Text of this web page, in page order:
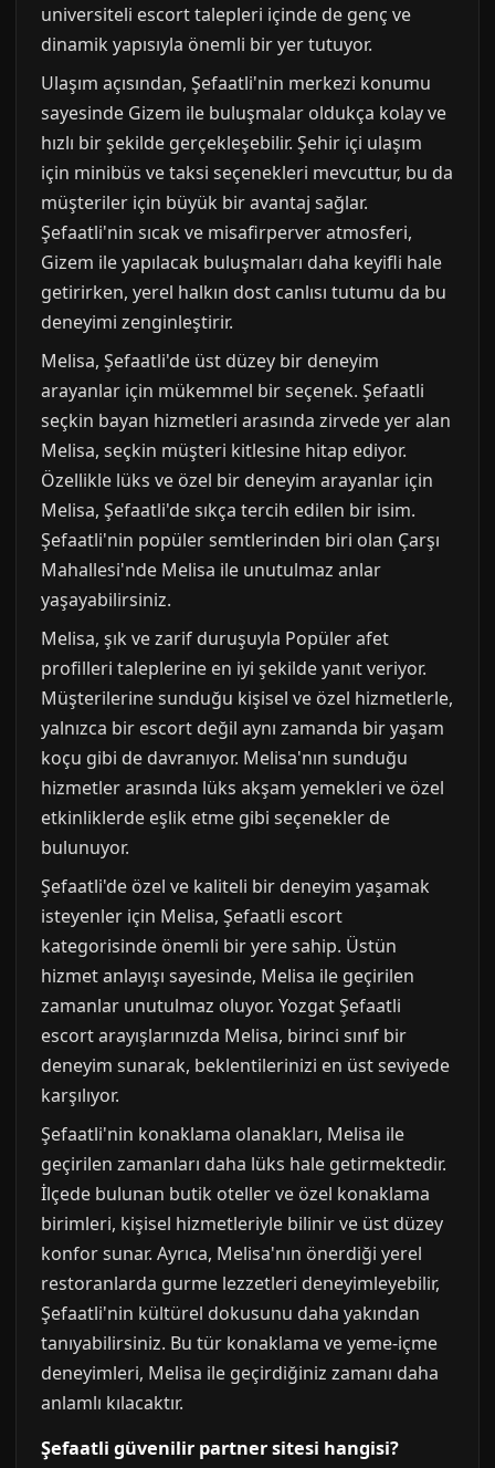
universiteli escort talepleri içinde de genç ve
dinamik yapısıyla önemli bir yer tutuyor.
Ulaşım açısından, Şefaatli'nin merkezi konumu
sayesinde Gizem ile buluşmalar oldukça kolay ve
hızlı bir şekilde gerçekleşebilir. Şehir içi ulaşım
için minibüs ve taksi seçenekleri mevcuttur, bu da
müşteriler için büyük bir avantaj sağlar.
Şefaatli'nin sıcak ve misafirperver atmosferi,
Gizem ile yapılacak buluşmaları daha keyifli hale
getirirken, yerel halkın dost canlısı tutumu da bu
deneyimi zenginleştirir.
Melisa, Şefaatli'de üst düzey bir deneyim
arayanlar için mükemmel bir seçenek. Şefaatli
seçkin bayan hizmetleri arasında zirvede yer alan
Melisa, seçkin müşteri kitlesine hitap ediyor.
Özellikle lüks ve özel bir deneyim arayanlar için
Melisa, Şefaatli'de sıkça tercih edilen bir isim.
Şefaatli'nin popüler semtlerinden biri olan Çarşı
Mahallesi'nde Melisa ile unutulmaz anlar
yaşayabilirsiniz.
Melisa, şık ve zarif duruşuyla Popüler afet
profilleri taleplerine en iyi şekilde yanıt veriyor.
Müşterilerine sunduğu kişisel ve özel hizmetlerle,
yalnızca bir escort değil aynı zamanda bir yaşam
koçu gibi de davranıyor. Melisa'nın sunduğu
hizmetler arasında lüks akşam yemekleri ve özel
etkinliklerde eşlik etme gibi seçenekler de
bulunuyor.
Şefaatli'de özel ve kaliteli bir deneyim yaşamak
isteyenler için Melisa, Şefaatli escort
kategorisinde önemli bir yere sahip. Üstün
hizmet anlayışı sayesinde, Melisa ile geçirilen
zamanlar unutulmaz oluyor. Yozgat Şefaatli
escort arayışlarınızda Melisa, birinci sınıf bir
deneyim sunarak, beklentilerinizi en üst seviyede
karşılıyor.
Şefaatli'nin konaklama olanakları, Melisa ile
geçirilen zamanları daha lüks hale getirmektedir.
İlçede bulunan butik oteller ve özel konaklama
birimleri, kişisel hizmetleriyle bilinir ve üst düzey
konfor sunar. Ayrıca, Melisa'nın önerdiği yerel
restoranlarda gurme lezzetleri deneyimleyebilir,
Şefaatli'nin kültürel dokusunu daha yakından
tanıyabilirsiniz. Bu tür konaklama ve yeme-içme
deneyimleri, Melisa ile geçirdiğiniz zamanı daha
anlamlı kılacaktır.
Şefaatli güvenilir partner sitesi hangisi?